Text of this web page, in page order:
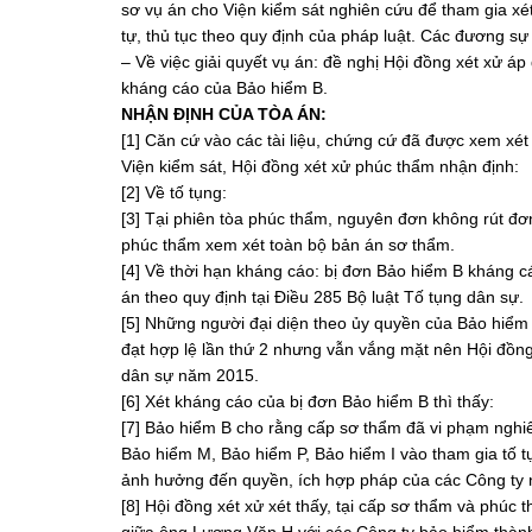
sơ vụ án cho Viện kiểm sát nghiên cứu để tham gia
tự, thủ tục theo quy định của pháp luật. Các đương
– Về việc giải quyết vụ án: đề nghị Hội đồng xét xử
kháng cáo của Bảo hiểm B.
NHẬN ĐỊNH CỦA TÒA ÁN:
[1] Căn cứ vào các tài liệu, chứng cứ đã được xem
Viện kiểm sát, Hội đồng xét xử phúc thẩm nhận định:
[2] Về tố tụng:
[3] Tại phiên tòa phúc thẩm, nguyên đơn không rút
phúc thẩm xem xét toàn bộ bản án sơ thẩm.
[4] Về thời hạn kháng cáo: bị đơn Bảo hiểm B kháng
án theo quy định tại Điều 285 Bộ luật Tố tụng dân sự.
[5] Những người đại diện theo ủy quyền của Bảo
đạt hợp lệ lần thứ 2 nhưng vẫn vắng mặt nên Hội
dân sự năm 2015.
[6] Xét kháng cáo của bị đơn Bảo hiểm B thì thấy:
[7] Bảo hiểm B cho rằng cấp sơ thẩm đã vi phạm
Bảo hiểm M, Bảo hiểm P, Bảo hiểm I vào tham gia
ảnh hưởng đến quyền, ích hợp pháp của các Công ty
[8] Hội đồng xét xử xét thấy, tại cấp sơ thẩm và phúc